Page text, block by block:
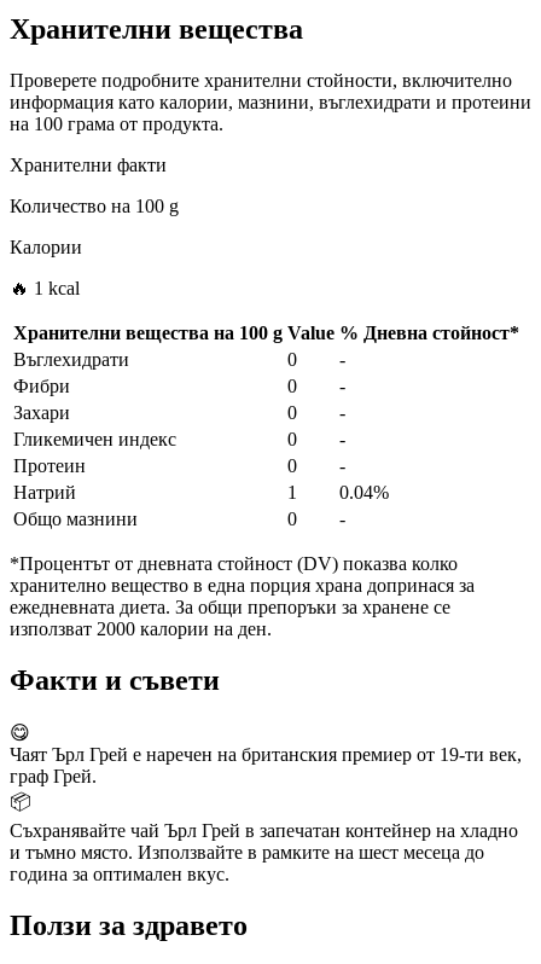
Хранителни вещества
Проверете подробните хранителни стойности, включително
информация като калории, мазнини, въглехидрати и протеини
на 100 грама от продукта.
Хранителни факти
Количество на 100 g
Калории
🔥 1 kcal
Хранителни вещества на 100 g Value % Дневна стойност*
Въглехидрати
0
-
Фибри
0
-
Захари
0
-
Гликемичен индекс
0
-
Протеин
0
-
Натрий
1
0.04%
Общо мазнини
0 -
*Процентът от дневната стойност (DV) показва колко
хранително вещество в една порция храна допринася за
ежедневната диета. За общи препоръки за хранене се
използват 2000 калории на ден.
Факти и съвети
😋
Чаят Ърл Грей е наречен на британския премиер от 19-ти век,
граф Грей.
📦
Съхранявайте чай Ърл Грей в запечатан контейнер на хладно
и тъмно място. Използвайте в рамките на шест месеца до
година за оптимален вкус.
Ползи за здравето